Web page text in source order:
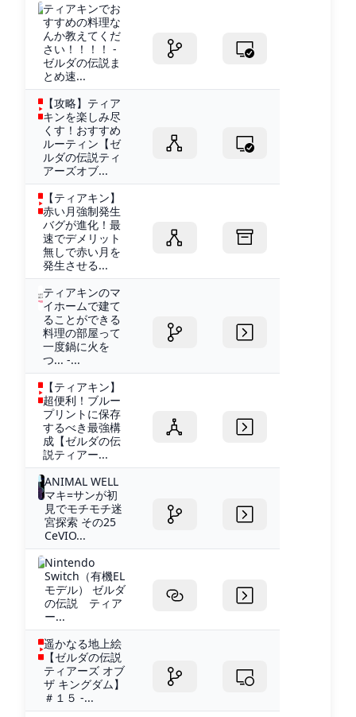
ティアキンでお
すすめの料理な
んか教えてくだ
さい！！！！ -
ゼルダの伝説ま
とめ速...
【攻略】ティア
キンを楽しみ尽
くす！おすすめ
ルーティン【ゼ
ルダの伝説ティ
アーズオブ...
【ティアキン】
赤い月強制発生
バグが進化！最
速でデメリット
無しで赤い月を
発生させる...
ティアキンのマ
イホームで建て
ることができる
料理の部屋って
一度鍋に火を
つ... -...
【ティアキン】
超便利！ブルー
プリントに保存
するべき最強構
成【ゼルダの伝
説ティアー...
ANIMAL WELL
マキ=サンが初
見でモチモチ迷
宮探索 その25
CeVIO...
Nintendo
Switch（有機EL
モデル） ゼルダ
の伝説 ティア
ー...
遥かなる地上絵
【ゼルダの伝説
ティアーズ オブ
ザ キングダム】
＃１５ -...